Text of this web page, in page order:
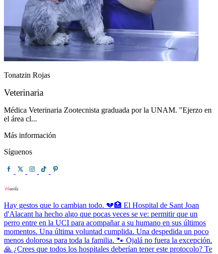
Tonatzin Rojas
Veterinaria
Médica Veterinaria Zootecnista graduada por la UNAM. "Ejerzo en
el área cl...
Más información
Síguenos
Hay gestos que lo cambian todo. 💔🏥 El Hospital de Sant Joan
d'Alacant ha hecho algo que pocas veces se ve: permitir que un
perro entre en la UCI para acompañar a su humano en sus últimos
momentos. Una última voluntad cumplida. Una despedida un poco
menos dolorosa para toda la familia. 🐾 Ojalá no fuera la excepción.
🙏 ¿Crees que todos los hospitales deberían tener este protocolo? Te